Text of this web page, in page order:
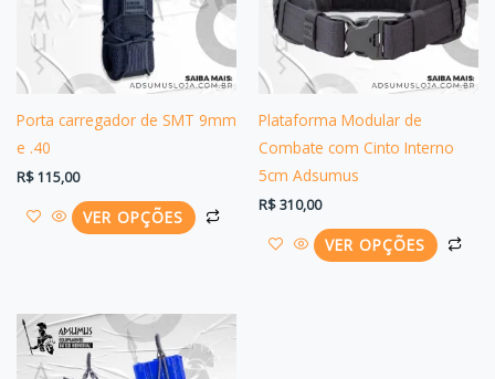
Porta carregador de SMT 9mm
e .40
R$115,00
VER OPÇÕES
As
opções
podem
produto
Plataforma Modular de
Combate com Cinto Interno
5cm Adsumus
R$310,00
VER OPÇÕES
As
Este